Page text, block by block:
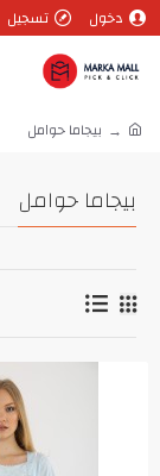
دخول تسجيل
بيجاما حوامل
بيجاما حوامل